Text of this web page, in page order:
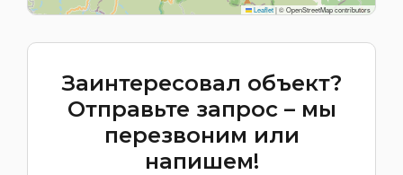
Leaflet|© OpenStreetMap contributors
Заинтересовал объект?
Отправьте запрос – мы
перезвоним или
напишем!